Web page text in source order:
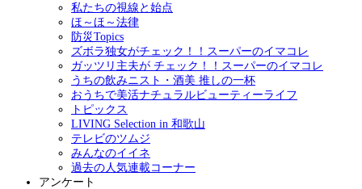
私たちの視線と始点
ほ～ほ～法律
防災Topics
ズボラ独女がチェック！！スーパーのイマコレ
ガッツリ主夫が チェック！！スーパーのイマコレ
うちの飲みニスト・酒美 推しの一杯
おうちで美活ナチュラルビューティーライフ
トピックス
LIVING Selection in 和歌山
テレビのツムジ
みんなのイイネ
過去の人気連載コーナー
アンケート